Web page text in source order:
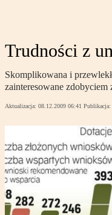
Trudności z
Skomplikowana i
zainteresowane
Aktualizacja: 08.12.2009 06:41 Publikacja: